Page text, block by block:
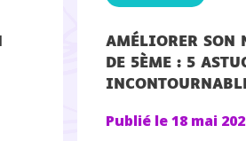
AMÉLIORER SON
DE 5ÈME : 5
Publié le18 mai